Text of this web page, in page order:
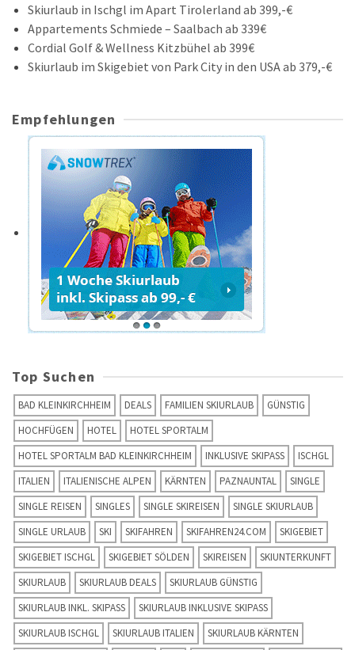
Skiurlaub in Ischgl im Apart Tirolerland ab 399,-€
Appartements Schmiede – Saalbach ab 339€
Cordial Golf & Wellness Kitzbühel ab 399€
Skiurlaub im Skigebiet von Park City in den USA ab 379,-€
Empfehlungen
Top Suchen
BAD KLEINKIRCHHEIM DEALS FAMILIEN SKIURLAUB
GÜNSTIG
HOCHFÜGEN
HOTEL
HOTEL SPORTALM
HOTEL SPORTALM BAD KLEINKIRCHHEIM
INKLUSIVE SKIPASS
ISCHGL
ITALIEN
ITALIENISCHE ALPEN KÄRNTEN PAZNAUNTAL
SINGLE
SINGLE REISEN
SINGLES SINGLE SKIREISEN
SINGLE SKIURLAUB
SINGLE URLAUB
SKI SKIFAHREN SKIFAHREN24.COM
SKIGEBIET
SKIGEBIET ISCHGL
SKIGEBIET SÖLDEN SKIREISEN
SKIUNTERKUNFT
SKIURLAUB
SKIURLAUB DEALS
SKIURLAUB GÜNSTIG
SKIURLAUB INKL. SKIPASS
SKIURLAUB INKLUSIVE SKIPASS
SKIURLAUB ISCHGL
SKIURLAUB ITALIEN
SKIURLAUB KÄRNTEN